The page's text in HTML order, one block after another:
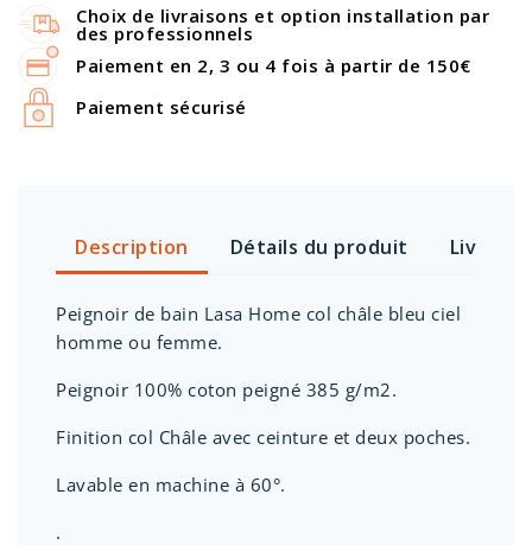
Choix de livraisons et option installation par
des professionnels
Paiement en 2, 3 ou 4 fois à partir de 150€
Paiement sécurisé
Description Détails du produit
Peignoir de bain Lasa Home col châle bleu ciel
homme ou femme.
Peignoir 100% coton peigné 385 g/m2.
Finition col Châle avec ceinture et deux poches.
Lavable en machine à 60°.
.